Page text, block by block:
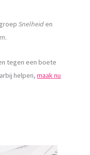
Snelheid en
.
tegen een boete
helpen,maak nu